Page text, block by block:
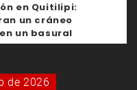
en Quitilipi:
un cráneo
un basural
de 2026